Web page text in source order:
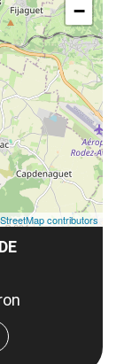
−
contributors